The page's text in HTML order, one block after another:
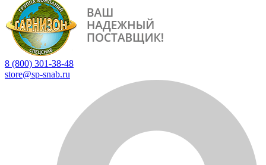
8 (800) 301-38-48
store@sp-snab.ru